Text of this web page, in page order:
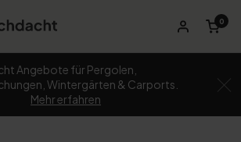
0
Angebote für Pergolen,
Wintergärten & Carports.
Mehr erfahren